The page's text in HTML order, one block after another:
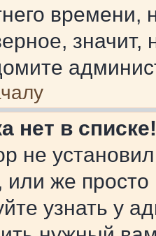
значит,
нет в списке!
не
же
узнать у